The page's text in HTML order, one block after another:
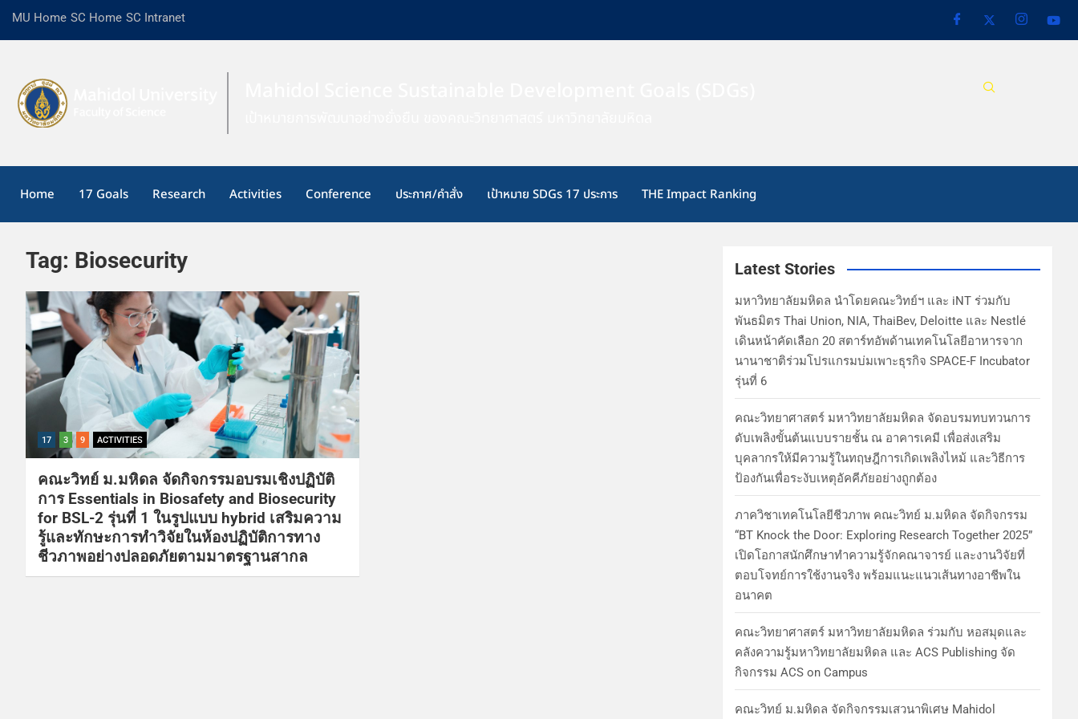
MU Home SC Home SC Intranet
Home 17 Goals Research Activities Conference ประกาศ/คำสั่ง เป้าหมาย SDGs 17 ประการ THE Impact Ranking
Tag: Biosecurity
17 3 9 ACTIVITIES
คณะวิทย์ ม.มหิดล จัดกิจกรรมอบรมเชิงปฏิบัติ
การ Essentials in Biosafety and Biosecurity
for BSL-2 รุ่นที่ 1 ในรูปแบบ hybrid เสริมความ
รู้และทักษะการทำวิจัยในห้องปฏิบัติการทาง
ชีวภาพอย่างปลอดภัยตามมาตรฐานสากล
Latest Stories
มหาวิทยาลัยมหิดล นำโดยคณะวิทย์ฯ และ iNT ร่วมกับ
พันธมิตร Thai Union, NIA, ThaiBev, Deloitte และ Nestlé
เดินหน้าคัดเลือก 20 สตาร์ทอัพด้านเทคโนโลยีอาหารจาก
นานาชาติร่วมโปรแกรมบ่มเพาะธุรกิจ SPACE-F Incubator
รุ่นที่ 6
คณะวิทยาศาสตร์ มหาวิทยาลัยมหิดล จัดอบรมทบทวนการ
ดับเพลิงขั้นต้นแบบรายชั้น ณ อาคารเคมี เพื่อส่งเสริม
บุคลากรให้มีความรู้ในทฤษฎีการเกิดเพลิงไหม้ และวิธีการ
ป้องกันเพื่อระงับเหตุอัคคีภัยอย่างถูกต้อง
ภาควิชาเทคโนโลยีชีวภาพ คณะวิทย์ ม.มหิดล จัดกิจกรรม
“BT Knock the Door: Exploring Research Together 2025”
เปิดโอกาสนักศึกษาทำความรู้จักคณาจารย์ และงานวิจัยที่
ตอบโจทย์การใช้งานจริง พร้อมแนะแนวเส้นทางอาชีพใน
อนาคต
คณะวิทยาศาสตร์ มหาวิทยาลัยมหิดล ร่วมกับ หอสมุดและ
คลังความรู้มหาวิทยาลัยมหิดล และ ACS Publishing จัด
กิจกรรม ACS on Campus
คณะวิทย์ ม.มหิดล จัดกิจกรรมเสวนาพิเศษ Mahidol